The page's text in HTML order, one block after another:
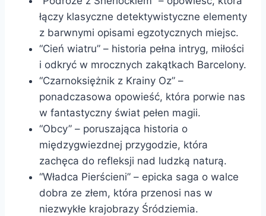
łączy klasyczne detektywistyczne elementy
z barwnymi opisami egzotycznych miejsc.
“Cień wiatru” – historia pełna intryg, miłości
i odkryć w mrocznych zakątkach Barcelony.
“Czarnoksiężnik z Krainy Oz” –
ponadczasowa opowieść, która porwie nas
w fantastyczny świat pełen magii.
“Obcy” – poruszająca historia o
międzygwiezdnej przygodzie, która
zachęca do refleksji nad ludzką naturą.
“Władca Pierścieni” – epicka saga o walce
dobra ze złem, która przenosi nas w
niezwykłe krajobrazy Śródziemia.